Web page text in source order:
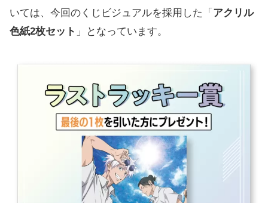
いては、今回のくじビジュアルを採用した「 アクリル
色紙2枚セット 」となっています。